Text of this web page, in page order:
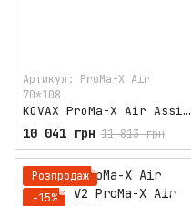
Артикул: ProMa-X Air
70*108
KOVAX ProMa-X Air Assilex/ Buflex Sander
10 041 грн 11 813 грн
Розпродаж
−15%